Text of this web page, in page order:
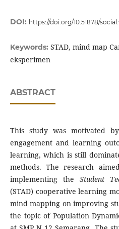
DOI: https://doi.org/10.51878/
Keywords: STAD, mind map
eksperimen
ABSTRACT
This study was motivated
engagement and learning
learning, which is still
methods. The research
implementing the Student
(STAD) cooperative learning
mind mapping on improving
the topic of Population